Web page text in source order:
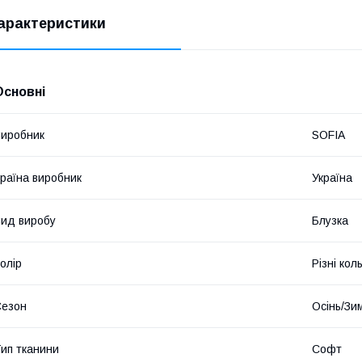
SOFIA
виробник Україна
виробу Блузка
Різні
Осінь/
тканини Софт